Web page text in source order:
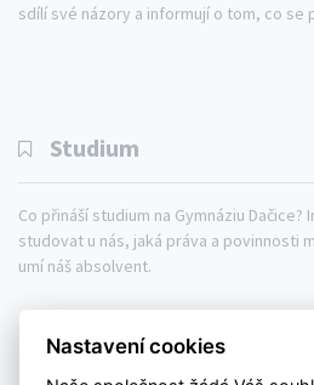
sdílí své názory a informují o tom, co se
Studium
Co přináší studium na Gymnáziu
studovat u nás, jaká práva a povinnosti
umí náš absolvent.
Gymnázium
Kontakty
Nastavení cookies